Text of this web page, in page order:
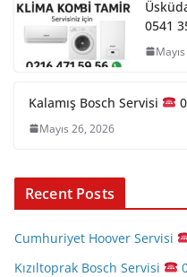
0541
Kalamış Bosch Servisi
Mayıs 26, 2026
Recent Posts
Cumhuriyet Hoover Servisi
Kızıltoprak Bosch Servisi